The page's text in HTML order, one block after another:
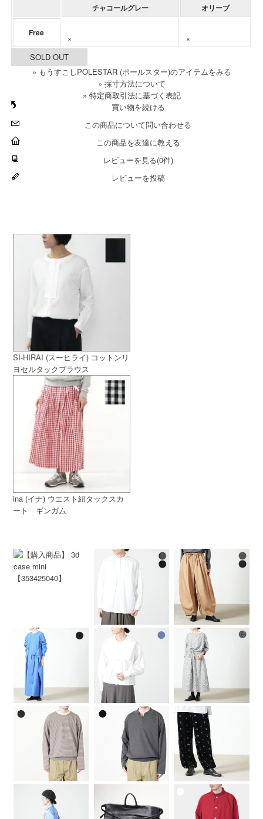
» 採寸方法について
» 特定商取引法に基づく表記
買い物を続ける
この商品について問い合わせる
この商品を友達に教える
レビューを見る(0件)
レビューを投稿
チャコールグレー オリーブ
Free
× ×
SOLD OUT
» もうすこしPOLESTAR (ポールスター)のアイテムをみる
SI-HIRAI (スーヒライ) コットンリ
ヨセルタックブラウス
ina (イナ) ウエスト紐タックスカ
ート ギンガム